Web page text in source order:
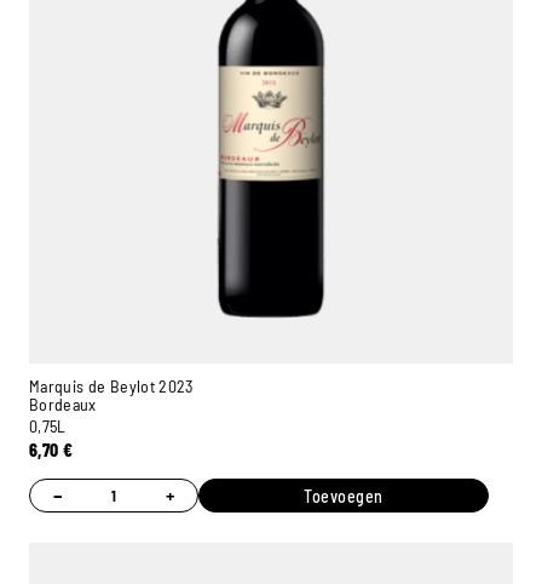
Marquis de Beylot 2023
Bordeaux
0,75L
6,70 €
− + Toevoegen